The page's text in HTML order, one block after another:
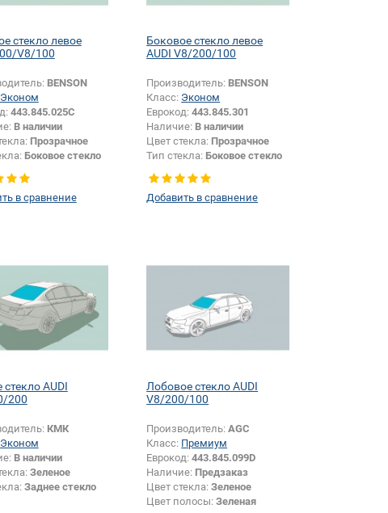
стекло левое
V8/100
BENSON
Эконом
443.845.025C
В наличии
Прозрачное
Боковое стекло
в сравнение
Боковое стекло левое
AUDI V8/200/100
Производитель: BENSON
Класс: Эконом
Еврокод:443.845.301
Наличие: В наличии
Цвет стекла: Прозрачное
Тип стекла: Боковое стекло
левое
Добавить в сравнение
стекло AUDI
200
КМК
Эконом
В наличии
Зеленое
Заднее стекло
Лобовое стекло AUDI
V8/200/100
Производитель:AGC
Класс: Премиум
Еврокод:443.845.099D
Наличие: Предзаказ
Цвет стекла:Зеленое
Цвет полосы:Зеленая